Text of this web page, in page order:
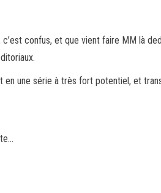
confus, et que vient faire MM là
une série à très fort potentiel, et